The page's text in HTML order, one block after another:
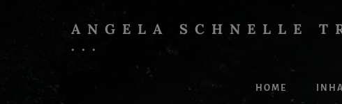
ANGELA SCHNELLE
...
HOME